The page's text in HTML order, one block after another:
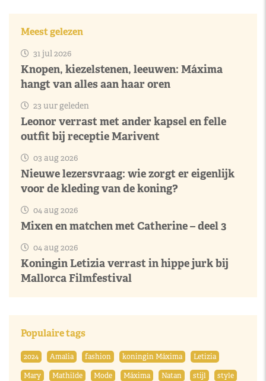
Meest gelezen
31 jul 2026
Knopen, kiezelstenen, leeuwen: Máxima
hangt van alles aan haar oren
23 uur geleden
Leonor verrast met ander kapsel en felle
outfit bij receptie Marivent
03 aug 2026
Nieuwe lezersvraag: wie zorgt er eigenlijk
voor de kleding van de koning?
04 aug 2026
Mixen en matchen met Catherine – deel 3
04 aug 2026
Koningin Letizia verrast in hippe jurk bij
Mallorca Filmfestival
Populaire tags
2024 Amalia fashion koningin Máxima
Letizia
Mary
Mathilde Mode Máxima Natan stijl style